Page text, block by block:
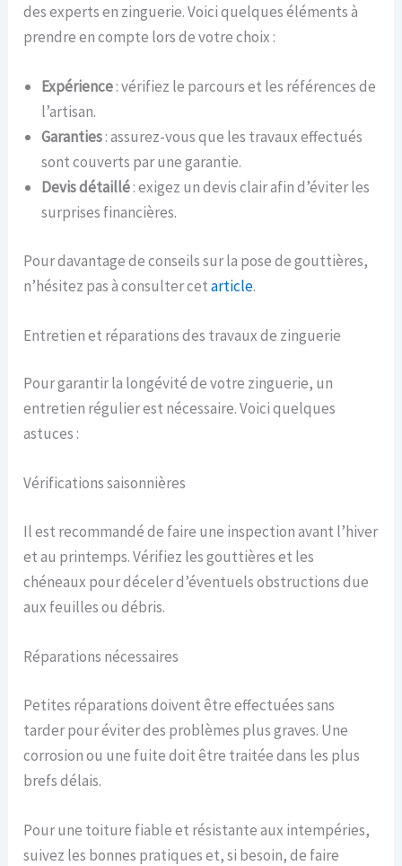
des experts en zinguerie. Voici quelques éléments à
prendre en compte lors de votre choix :
Expérience: vérifiez le parcours et les références de
l’artisan.
Garanties: assurez-vous que les travaux effectués
sont couverts par une garantie.
Devis détaillé: exigez un devis clair afin d’éviter les
surprises financières.
Pour davantage de conseils sur la pose de gouttières,
n’hésitez pas à consulter cetarticle.
Entretien et réparations des travaux de zinguerie
Pour garantir la longévité de votre zinguerie, un
entretien régulier est nécessaire. Voici quelques
astuces :
Vérifications saisonnières
Il est recommandé de faire une inspection avant l’hiver
et au printemps. Vérifiez les gouttières et les
chéneaux pour déceler d’éventuels obstructions due
aux feuilles ou débris.
Réparations nécessaires
Petites réparations doivent être effectuées sans
tarder pour éviter des problèmes plus graves. Une
corrosion ou une fuite doit être traitée dans les plus
brefs délais.
Pour une toiture fiable et résistante aux intempéries,
suivez les bonnes pratiques et, si besoin, de faire